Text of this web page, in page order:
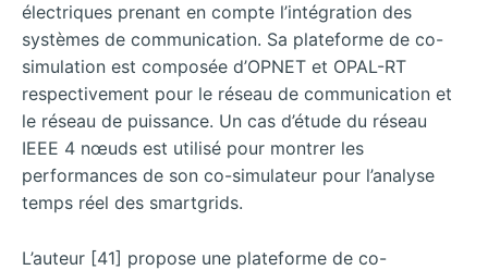
électriques prenant en compte l’intégration des
systèmes de communication. Sa plateforme de co-
simulation est composée d’OPNET et OPAL-RT
respectivement pour le réseau de communication et
le réseau de puissance. Un cas d’étude du réseau
IEEE 4 nœuds est utilisé pour montrer les
performances de son co-simulateur pour l’analyse
temps réel des smartgrids.
L’auteur [41] propose une plateforme de co-